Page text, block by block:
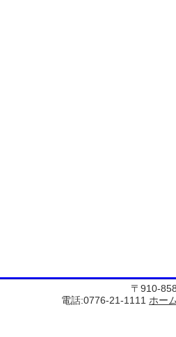
〒910-
電話:0776-21-1111 ホー